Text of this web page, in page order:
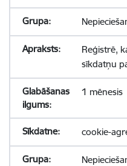
Reģistrē,
sīkdatņu
1 mēnesis
cookie-